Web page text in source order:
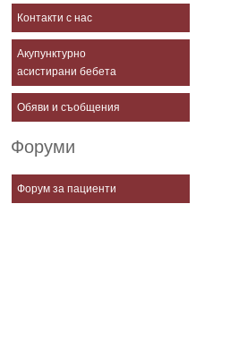
Контакти с нас
Акупунктурно
асистирани бебета
Обяви и съобщения
Форуми
Форум за пациенти